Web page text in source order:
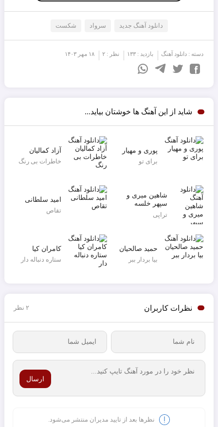
دانلود آهنگ جدید سرواد شکست
دسته : دانلود آهنگ بازدید : ۱۳۳ نظر : ۲ ۱۸ مهر ۱۴۰۳
شاید از این آهنگ ها خوشتان بیاید...
پوری و مهیار
برای تو
آزاد کمالیان
خاطرات بی رنگ
شاهین میری و
سپهر خلسه
تراپی
امید سلطانی
تقاص
حمید صالحیان
بیا بردار ببر
کامران کیا
ستاره دنباله دار
نظرات کاربران ۲ نظر
ارسال
نظرها بعد از تایید مدیران منتشر می‌شود.